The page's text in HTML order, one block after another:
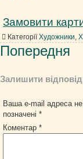
Замовити
КатегоріїХудожники
Навігація
записів
Попередня
Залишити
Ваша e-mail адреса
позначені*
Коментар*